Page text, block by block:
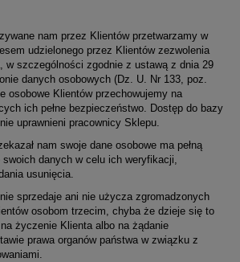
nam przez Klientów przetwarzamy w
udzielonego przez Klientów zezwolenia
w szczególności zgodnie z ustawą z dnia 29
danych osobowych (Dz. U. Nr 133, poz.
osobowe Klientów przechowujemy na
ich pełne bezpieczeństwo. Dostęp do bazy
uprawnieni pracownicy Sklepu.
nam swoje dane osobowe ma pełną
danych w celu ich weryfikacji,
usunięcia.
sprzedaje ani nie użycza zgromadzonych
osobom trzecim, chyba że dzieje się to
życzenie Klienta albo na żądanie
prawa organów państwa w związku z